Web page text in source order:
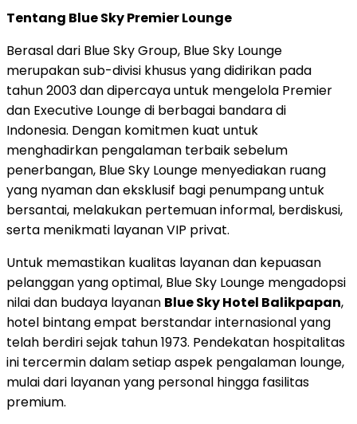
Tentang Blue Sky Premier Lounge
Berasal dari Blue Sky Group, Blue Sky Lounge
merupakan sub-divisi khusus yang didirikan pada
tahun 2003 dan dipercaya untuk mengelola Premier
dan Executive Lounge di berbagai bandara di
Indonesia. Dengan komitmen kuat untuk
menghadirkan pengalaman terbaik sebelum
penerbangan, Blue Sky Lounge menyediakan ruang
yang nyaman dan eksklusif bagi penumpang untuk
bersantai, melakukan pertemuan informal, berdiskusi,
serta menikmati layanan VIP privat.
Untuk memastikan kualitas layanan dan kepuasan
pelanggan yang optimal, Blue Sky Lounge mengadopsi
nilai dan budaya layanan Blue Sky Hotel Balikpapan,
hotel bintang empat berstandar internasional yang
telah berdiri sejak tahun 1973. Pendekatan hospitalitas
ini tercermin dalam setiap aspek pengalaman lounge,
mulai dari layanan yang personal hingga fasilitas
premium.